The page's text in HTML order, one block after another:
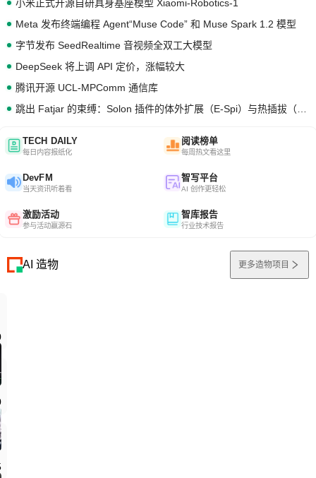
小米正式开源自研具身基座模型 Xiaomi-Robotics-1
Meta 发布终端编程 Agent“Muse Code” 和 Muse Spark 1.2 模型
字节发布 SeedRealtime 音视频全双工大模型
DeepSeek 将上调 API 定价，涨幅较大
腾讯开源 UCL-MPComm 通信库
TECH DAILY
每日内容报纸化
阅读榜单
每周热文看这里
DevFM
当天资讯听着看
智写平台
AI 创作更轻松
激励活动
参与活动赢源石
智库报告
行业技术报告
AI 造物 更多造物项目